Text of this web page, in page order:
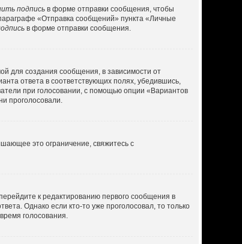
подпись в форме отправки сообщения, чтобы
«Отправка сообщений» пункта «Личные
в форме отправки сообщения.
для создания сообщения, в зависимости от
ответа в соответствующих полях, убедившись,
при голосовании, с помощью опции «Вариантов
проголосовали.
это ограничение, свяжитесь с
к редактированию первого сообщения в
Однако если кто-то уже проголосовал, то только
голосования.